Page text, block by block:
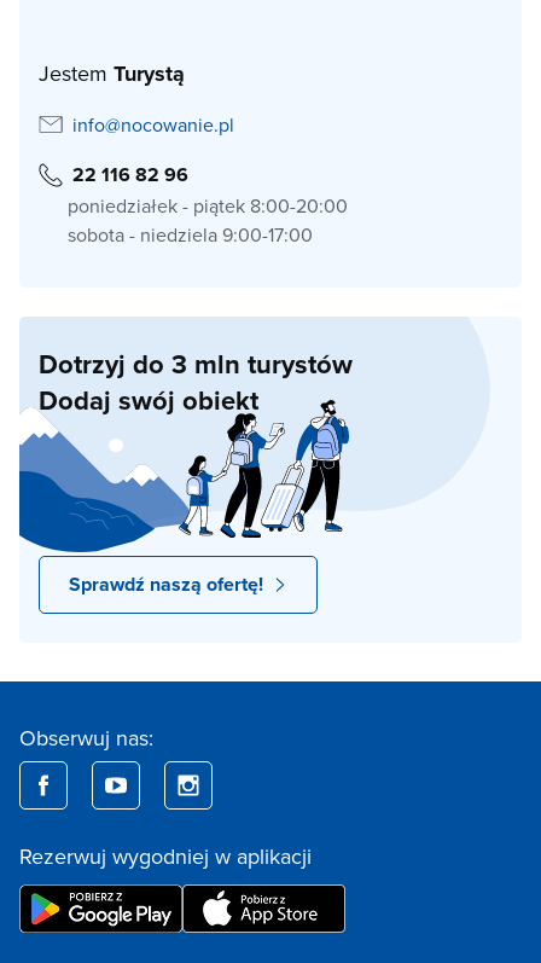
Jestem Turystą
info@nocowanie.pl
22 116 82 96
poniedziałek - piątek 8:00-20:00
sobota - niedziela 9:00-17:00
Dotrzyj do 3 mln turystów
Dodaj swój obiekt
Sprawdź naszą ofertę!
Obserwuj nas:
Rezerwuj wygodniej w aplikacji